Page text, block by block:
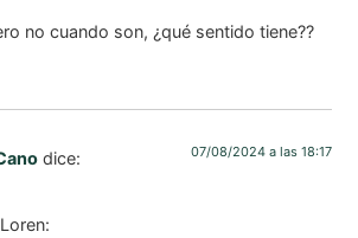
no cuando son, ¿qué sentido tiene??
dice: 07/08/2024 a las 18:17